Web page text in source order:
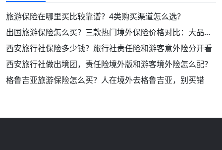
旅游保险在哪里买比较靠谱？4类购买渠道怎么选？
出国旅游保险怎么买？三款热门境外保险价格对比：大品牌！保障好！
西安旅行社保险多少钱？旅行社责任险和游客意外险分开看
西安旅行社做出境团，责任险境外版和游客境外险怎么配？
格鲁吉亚旅游保险怎么买？人在境外去格鲁吉亚，别买错